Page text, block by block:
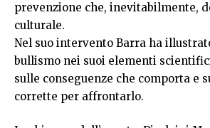
prevenzione che, inevitabilmente,
culturale.
Nel suo intervento Barra ha
bullismo nei suoi elementi
sulle conseguenze che comporta e
corrette per affrontarlo.